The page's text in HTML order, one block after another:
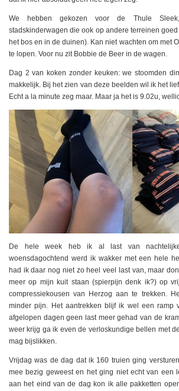
We hebben gekozen voor de Thule
stadskinderwagen die ook op andere terreinen
het bos en in de duinen). Kan niet wachten om met
te lopen. Voor nu zit Bobbie de Beer in de wagen.
Dag 2 van koken zonder keuken: we stoomden
makkelijk. Bij het zien van deze beelden wil ik het
Echt a la minute zeg maar. Maar ja het is 9.02u,
De hele week heb ik al last van
woensdagochtend werd ik wakker met een hele
had ik daar nog niet zo heel veel last van, maar
meer op mijn kuit staan (spierpijn denk ik?) op
compressiekousen van Herzog aan te trekken.
minder pijn. Het aantrekken blijf ik wel een ramp
afgelopen dagen geen last meer gehad van de
weer krijg ga ik even de verloskundige bellen met
mag bijslikken.
Vrijdag was de dag dat ik 160 truien ging
mee bezig geweest en het ging niet echt van een
aan het eind van de dag kon ik alle pakketten